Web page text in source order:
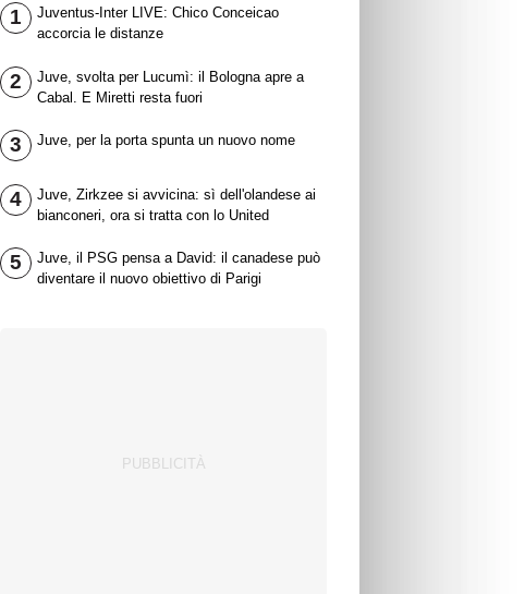
1
Juventus-Inter LIVE: Chico Conceicao
accorcia le distanze
2
Juve, svolta per Lucumì: il Bologna apre a
Cabal. E Miretti resta fuori
3 Juve, per la porta spunta un nuovo nome
4
Juve, Zirkzee si avvicina: sì dell'olandese ai
bianconeri, ora si tratta con lo United
5
Juve, il PSG pensa a David: il canadese può
diventare il nuovo obiettivo di Parigi